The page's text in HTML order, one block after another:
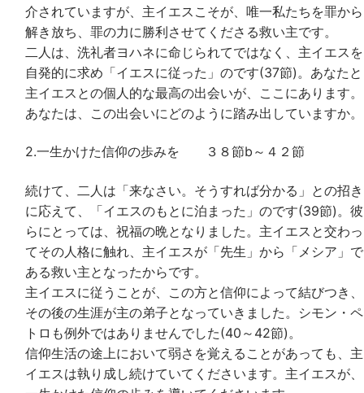
介されていますが、主イエスこそが、唯一私たちを罪から
解き放ち、罪の力に勝利させてくださる救い主です。
二人は、洗礼者ヨハネに命じられてではなく、主イエスを
自発的に求め「イエスに従った」のです(37節)。あなたと
主イエスとの個人的な最高の出会いが、ここにあります。
あなたは、この出会いにどのように踏み出していますか。
2.一生かけた信仰の歩みを ３８節b～４２節
続けて、二人は「来なさい。そうすれば分かる」との招き
に応えて、「イエスのもとに泊まった」のです(39節)。彼
らにとっては、祝福の晩となりました。主イエスと交わっ
てその人格に触れ、主イエスが「先生」から「メシア」で
ある救い主となったからです。
主イエスに従うことが、この方と信仰によって結びつき、
その後の生涯が主の弟子となっていきました。シモン・ペ
トロも例外ではありませんでした(40～42節)。
信仰生活の途上において弱さを覚えることがあっても、主
イエスは執り成し続けていてくださいます。主イエスが、